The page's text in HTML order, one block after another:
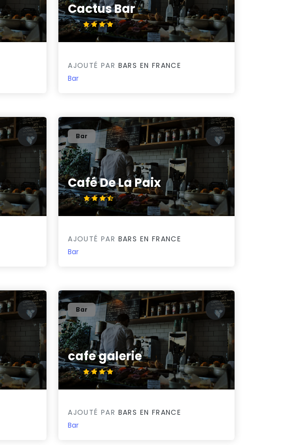
Cactus Bar
4.4/5
AJOUTÉ PAR BARS EN FRANCE
Bar
Café De La Paix
3.8/5
Bar
AJOUTÉ PAR BARS EN FRANCE
Bar
cafe galerie
4.3/5
Bar
AJOUTÉ PAR BARS EN FRANCE
Bar